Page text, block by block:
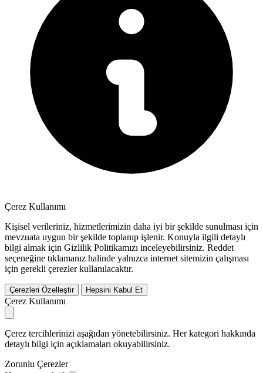
Çerez Kullanımı
Kişisel verileriniz, hizmetlerimizin daha iyi bir şekilde sunulması için
mevzuata uygun bir şekilde toplanıp işlenir. Konuyla ilgili detaylı
bilgi almak için Gizlilik Politikamızı inceleyebilirsiniz. Reddet
seçeneğine tıklamanız halinde yalnızca internet sitemizin çalışması
için gerekli çerezler kullanılacaktır.
Çerezleri Özelleştir Hepsini Kabul Et
Çerez Kullanımı
Çerez tercihlerinizi aşağıdan yönetebilirsiniz. Her kategori hakkında
detaylı bilgi için açıklamaları okuyabilirsiniz.
Zorunlu Çerezler